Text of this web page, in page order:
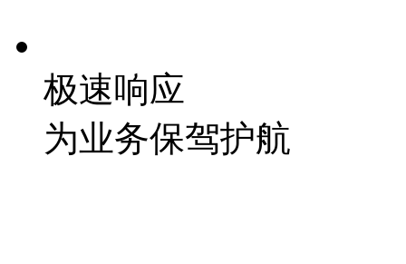
极速响应
为业务保驾护航